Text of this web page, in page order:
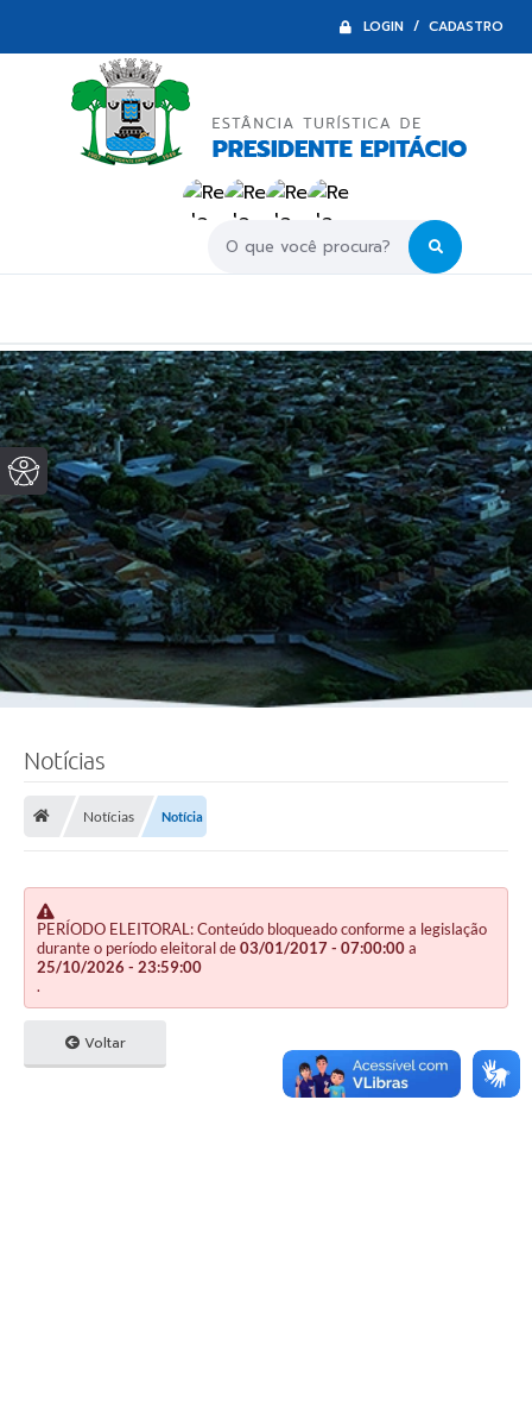
LOGIN / CADASTRO
Notícias
Notícias Notícia
PERÍODO ELEITORAL: Conteúdo bloqueado conforme a legislação
durante o período eleitoral de03/01/2017 - 07:00:00a
25/10/2026 - 23:59:00
.
Voltar